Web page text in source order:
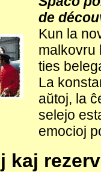
de
Kun la
malkovru
ties
La
aŭtoj, la
selejo
emocioj
kaj